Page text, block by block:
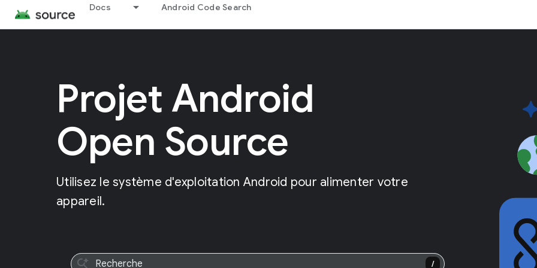
Docs Android Code Search
Projet Android
Open Source
Utilisez le système d'exploitation Android pour alimenter votre
appareil.
/